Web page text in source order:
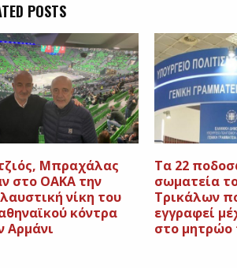
POSTS
Μπραχάλας
στο ΟΑΚΑ την
νίκη του
κόντρα
Αρμάνι
Τα 22
σωματεία
Τρικάλων
εγγραφεί
στο μητρώο